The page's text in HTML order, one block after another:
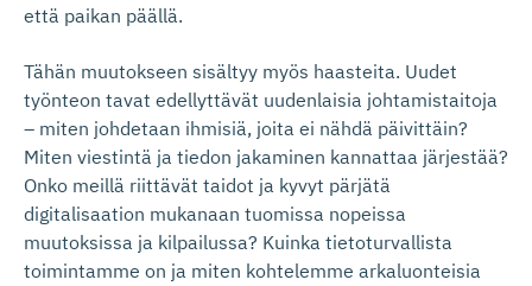
että paikan päällä.
Tähän muutokseen sisältyy myös haasteita. Uudet
työnteon tavat edellyttävät uudenlaisia johtamistaitoja
– miten johdetaan ihmisiä, joita ei nähdä päivittäin?
Miten viestintä ja tiedon jakaminen kannattaa järjestää?
Onko meillä riittävät taidot ja kyvyt pärjätä
digitalisaation mukanaan tuomissa nopeissa
muutoksissa ja kilpailussa? Kuinka tietoturvallista
toimintamme on ja miten kohtelemme arkaluonteisia